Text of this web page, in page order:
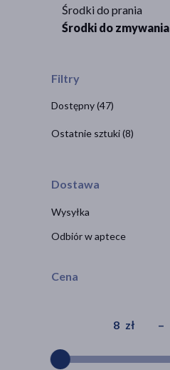
Środki do prania
Środki do zmywania
Filtry
Dostępny(47)
Ostatnie sztuki(8)
Dostawa
Wysyłka
Odbiór w aptece
Cena
zł –